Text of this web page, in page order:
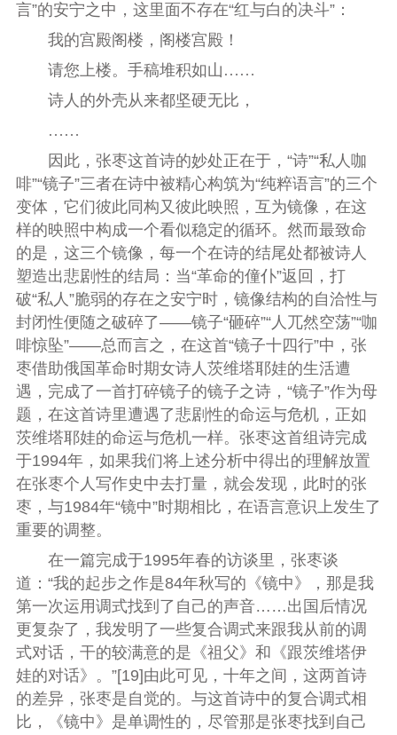
言”的安宁之中，这里面不存在“红与白的决斗”：
我的宫殿阁楼，阁楼宫殿！
请您上楼。手稿堆积如山……
诗人的外壳从来都坚硬无比，
……
因此，张枣这首诗的妙处正在于，“诗”“私人咖
啡”“镜子”三者在诗中被精心构筑为“纯粹语言”的三个
变体，它们彼此同构又彼此映照，互为镜像，在这
样的映照中构成一个看似稳定的循环。然而最致命
的是，这三个镜像，每一个在诗的结尾处都被诗人
塑造出悲剧性的结局：当“革命的僮仆”返回，打
破“私人”脆弱的存在之安宁时，镜像结构的自洽性与
封闭性便随之破碎了——镜子“砸碎”“人兀然空荡”“咖
啡惊坠”——总而言之，在这首“镜子十四行”中，张
枣借助俄国革命时期女诗人茨维塔耶娃的生活遭
遇，完成了一首打碎镜子的镜子之诗，“镜子”作为母
题，在这首诗里遭遇了悲剧性的命运与危机，正如
茨维塔耶娃的命运与危机一样。张枣这首组诗完成
于1994年，如果我们将上述分析中得出的理解放置
在张枣个人写作史中去打量，就会发现，此时的张
枣，与1984年“镜中”时期相比，在语言意识上发生了
重要的调整。
在一篇完成于1995年春的访谈里，张枣谈
道：“我的起步之作是84年秋写的《镜中》，那是我
第一次运用调式找到了自己的声音……出国后情况
更复杂了，我发明了一些复合调式来跟我从前的调
式对话，干的较满意的是《祖父》和《跟茨维塔伊
娃的对话》。”[19]由此可见，十年之间，这两首诗
的差异，张枣是自觉的。与这首诗中的复合调式相
比，《镜中》是单调性的，尽管那是张枣找到自己